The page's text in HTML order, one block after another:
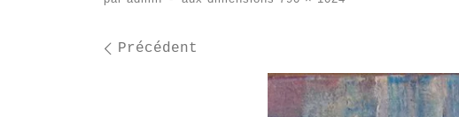
Navigation des images
Précédent